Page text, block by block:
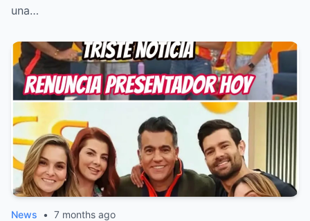
una…
News • 7 months ago